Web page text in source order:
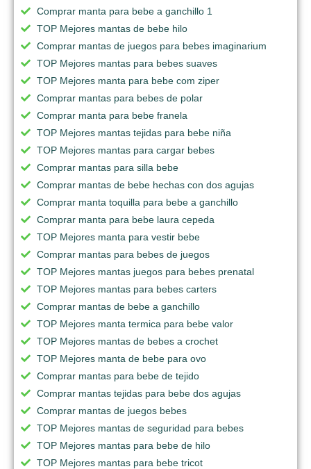
Comprar manta para bebe a ganchillo 1
TOP Mejores mantas de bebe hilo
Comprar mantas de juegos para bebes imaginarium
TOP Mejores mantas para bebes suaves
TOP Mejores manta para bebe com ziper
Comprar mantas para bebes de polar
Comprar manta para bebe franela
TOP Mejores mantas tejidas para bebe niña
TOP Mejores mantas para cargar bebes
Comprar mantas para silla bebe
Comprar mantas de bebe hechas con dos agujas
Comprar manta toquilla para bebe a ganchillo
Comprar manta para bebe laura cepeda
TOP Mejores manta para vestir bebe
Comprar mantas para bebes de juegos
TOP Mejores mantas juegos para bebes prenatal
TOP Mejores mantas para bebes carters
Comprar mantas de bebe a ganchillo
TOP Mejores manta termica para bebe valor
TOP Mejores mantas de bebes a crochet
TOP Mejores manta de bebe para ovo
Comprar mantas para bebe de tejido
Comprar mantas tejidas para bebe dos agujas
Comprar mantas de juegos bebes
TOP Mejores mantas de seguridad para bebes
TOP Mejores mantas para bebe de hilo
TOP Mejores mantas para bebe tricot